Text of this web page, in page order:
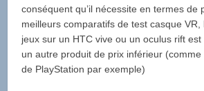
conséquent qu’il nécessite en termes de
meilleurs comparatifs de test casque VR,
jeux sur un HTC vive ou un oculus rift
un autre produit de prix inférieur (comme
de PlayStation par exemple)